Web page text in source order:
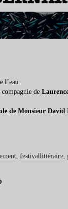
l’eau.
compagnie de
de Monsieur David
, festivallittéraire,